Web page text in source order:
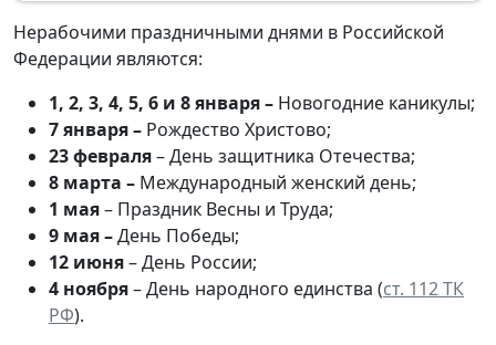
Нерабочими праздничными днями в Российской
Федерации являются:
1, 2, 3, 4, 5, 6 и 8 января – Новогодние каникулы;
7 января – Рождество Христово;
23 февраля– День защитника Отечества;
8 марта – Международный женский день;
1 мая– Праздник Весны и Труда;
9 мая –День Победы;
12 июня– День России;
4 ноября– День народного единства (ст. 112 ТК
РФ).